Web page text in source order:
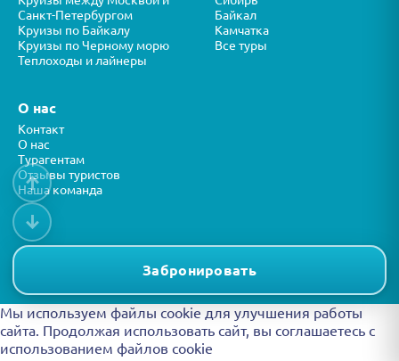
Забронировать
Санкт-Петербургом
Круизы по Байкалу
Круизы по Черному морю
Теплоходы и лайнеры
Байкал
Камчатка
Все туры
О нас
Контакт
О нас
Турагентам
Отзывы туристов
Наша команда
Представленная на сайте информация носит справочный характер и
не является публичной офертой.
↑
↓
Мы используем файлы cookie для улучшения работы
сайта. Продолжая использовать сайт, вы соглашаетесь с
использованием файлов cookie